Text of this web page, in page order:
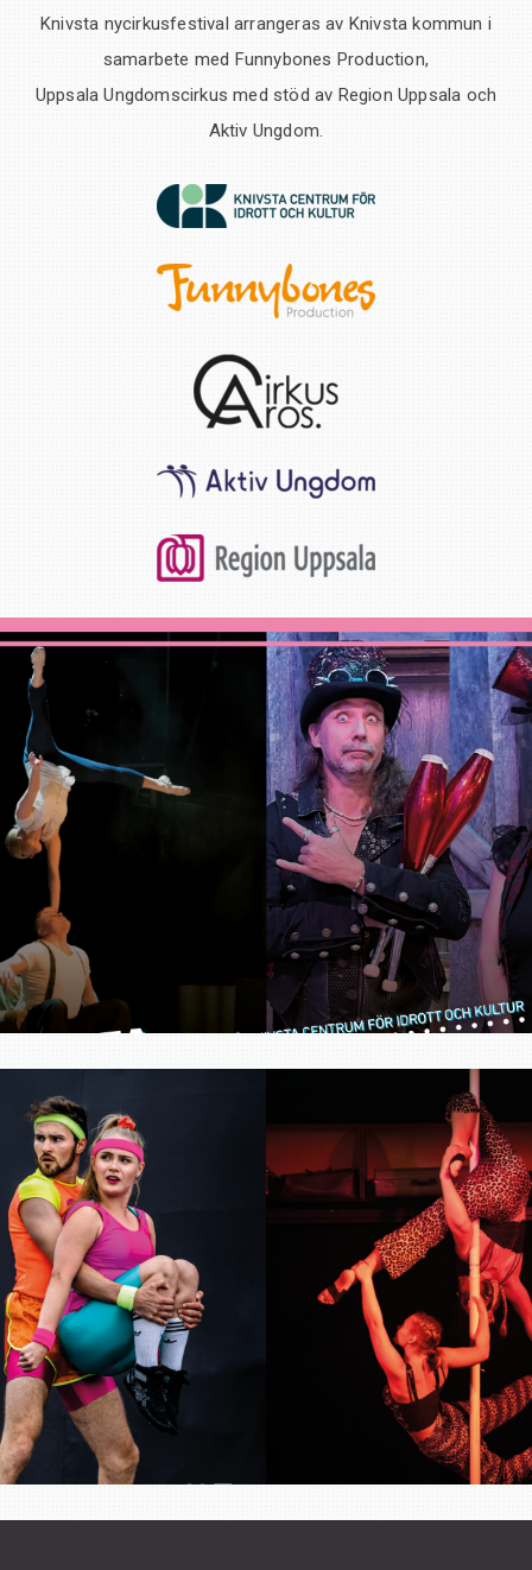
Knivsta nycirkusfestival arrangeras av Knivsta kommun i
samarbete med Funnybones Production,
Uppsala Ungdomscirkus med stöd av Region Uppsala och
Aktiv Ungdom.